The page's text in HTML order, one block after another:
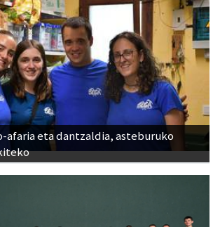
afaria eta dantzaldia, asteburuko